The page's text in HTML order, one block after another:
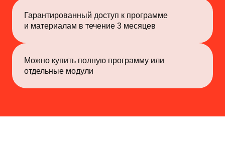
Гарантированный доступ к программе
и материалам в течение 3 месяцев
Можно купить полную программу или
отдельные модули
lab@polylog.ru
Политика конфиденциальности